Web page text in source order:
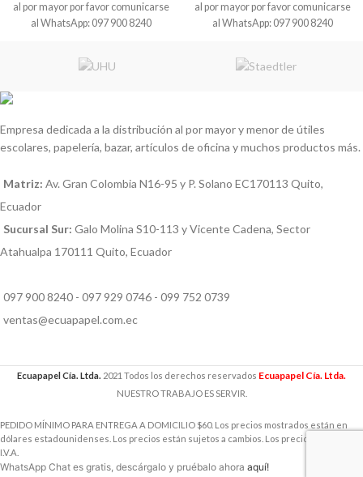
al por mayor por favor comunicarse
al WhatsApp: 097 900 8240
al por mayor por favor comunicarse
al WhatsApp: 097 900 8240
Empresa dedicada a la distribución al por mayor y menor de útiles
escolares, papelería, bazar, artículos de oficina y muchos productos más.
Matriz: Av. Gran Colombia N16-95 y P. Solano EC170113 Quito,
Ecuador
Sucursal Sur: Galo Molina S10-113 y Vicente Cadena, Sector
Atahualpa 170111 Quito, Ecuador
097 900 8240 - 097 929 0746 - 099 752 0739
ventas@ecuapapel.com.ec
Ecuapapel Cía. Ltda. 2021 Todos los derechos reservados Ecuapapel Cía. Ltda.
NUESTRO TRABAJO ES SERVIR.
PEDIDO MÍNIMO PARA ENTREGA A DOMICILIO $60. Los precios mostrados están en
dólares estadounidenses. Los precios están sujetos a cambios. Los precios incluyen
I.V.A.
WhatsApp Chat es gratis, descárgalo y pruébalo ahora aquí!